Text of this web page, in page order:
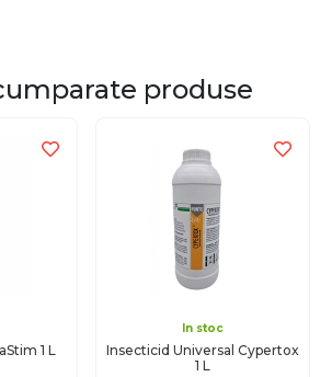
produse
1 L
In stoc
Insecticid Universal Cypertox
1 L